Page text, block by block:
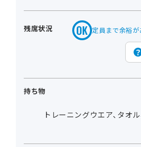
残席状況 定員まで余裕が
持ち物
トレーニングウエア、タオ